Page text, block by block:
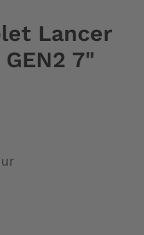
Lancer
7"